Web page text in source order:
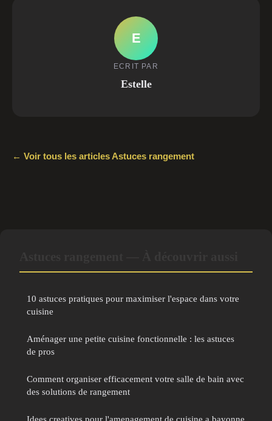
E
ECRIT PAR
Estelle
← Voir tous les articles Astuces rangement
10 astuces pratiques pour maximiser l'espace dans votre
cuisine
Aménager une petite cuisine fonctionnelle : les astuces
de pros
Comment organiser efficacement votre salle de bain avec
des solutions de rangement